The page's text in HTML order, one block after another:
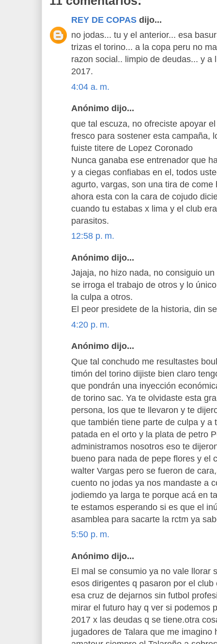
REY DE COPAS dijo...
no jodas... tu y el anterior... esa
trizas el torino... a la copa peru no
razon social.. limpio de deudas... y a
2017.
4:04 a. m.
Anónimo dijo...
que tal escuza, no ofreciste apoyar
fresco para sostener esta campaña,
fuiste titere de Lopez Coronado
Nunca ganaba ese entrenador que
y a ciegas confiabas en el, todos
agurto, vargas, son una tira de come
ahora esta con la cara de cojudo
cuando tu estabas x lima y el club
parasitos.
12:58 p. m.
Anónimo dijo...
Jajaja, no hizo nada, no consiguio
se irroga el trabajo de otros y lo
la culpa a otros.
El peor presidete de la historia, din
4:20 p. m.
Anónimo dijo...
Que tal conchudo me resultastes
timón del torino dijiste bien claro
que pondrán una inyección
de torino sac. Ya te olvidaste esta
persona, los que te llevaron y te
que también tiene parte de culpa y a
patada en el orto y la plata de petro
administramos nosotros eso te
bueno para nada de pepe flores y el
walter Vargas pero se fueron de
cuento no jodas ya nos mandaste a
jodiemdo ya larga te porque acá en
te estamos esperando si es que el
asamblea para sacarte la rctm ya
5:50 p. m.
Anónimo dijo...
El mal se consumio ya no vale llorar
esos dirigentes q pasaron por el
esa cruz de dejarnos sin futbol
mirar el futuro hay q ver si podemos
2017 x las deudas q se tiene.otra
jugadores de Talara que me imagino